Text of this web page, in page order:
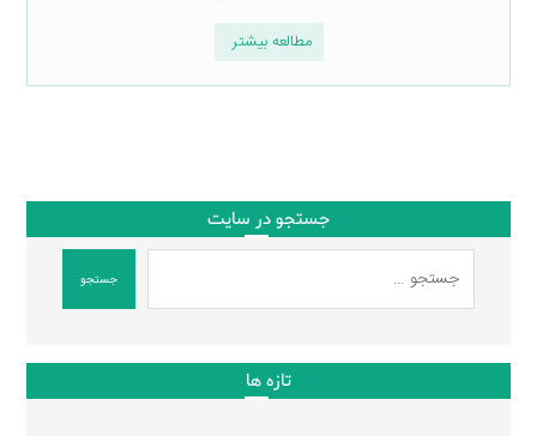
مطالعه بیشتر
جستجو در سایت
جستجو
تازه ها